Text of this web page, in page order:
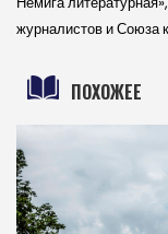
журналистов и Союза
ПОХОЖЕЕ